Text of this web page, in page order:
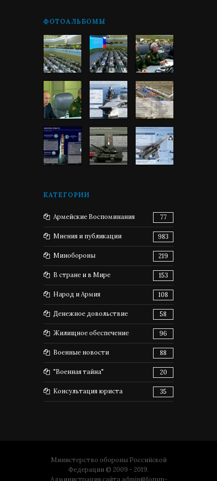
ФОТОАЛЬБОМЫ
КАТЕГОРИИ
Армейские Воспоминания 77
Мнения и публикации 983
Минобороны 219
В стране и в Мире 153
Народ и Армия 108
Денежное довольствие 58
Жилищное обеспечение 96
Военные новости 88
"Военная тайна" 20
Консультация юриста 35
Министерство обороны Российской
Федерации © 2009 - 2019.
Администрация сайта admin@forum-